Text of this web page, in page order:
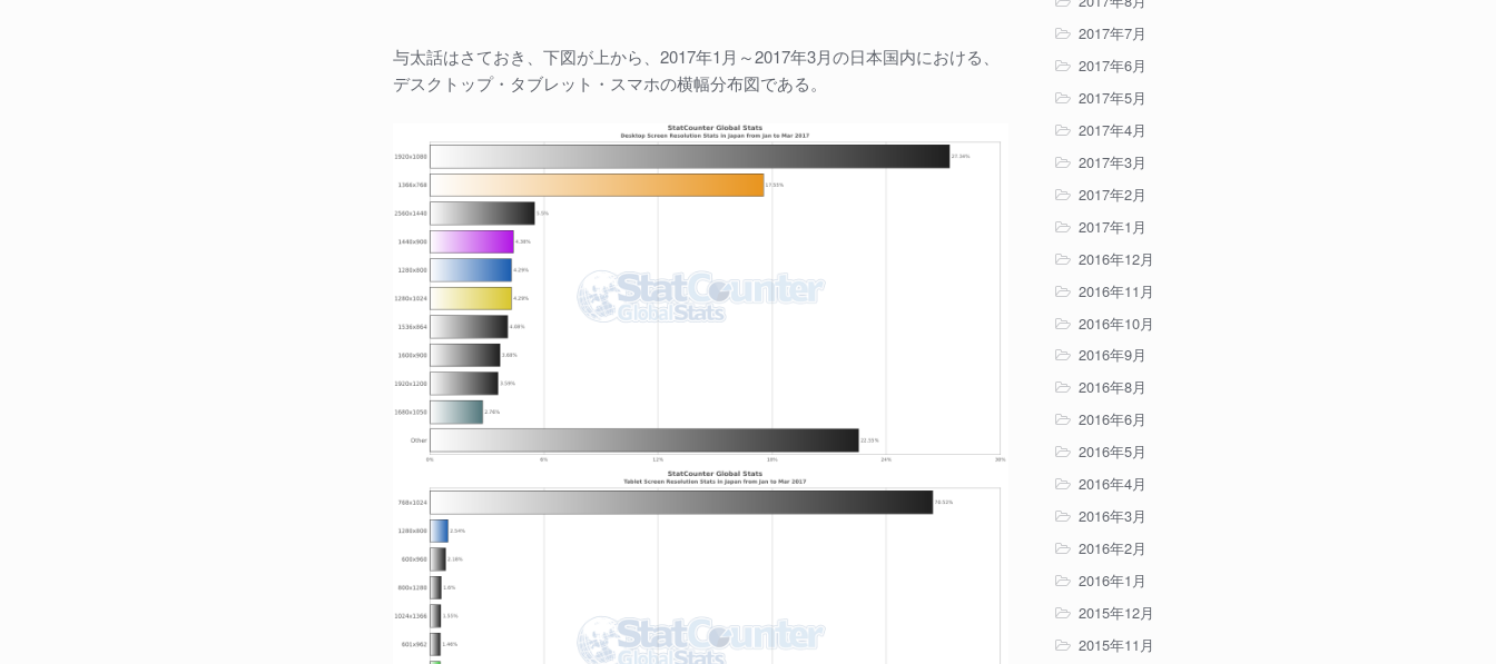
与太話はさておき、下図が上から、2017年1月～2017年3月の日本国内における、
デスクトップ・タブレット・スマホの横幅分布図である。
2017年7月
2017年6月
2017年5月
2017年4月
2017年3月
2017年2月
2017年1月
2016年12月
2016年11月
2016年10月
2016年9月
2016年8月
2016年6月
2016年5月
2016年4月
2016年3月
2016年2月
2016年1月
2015年12月
2015年11月